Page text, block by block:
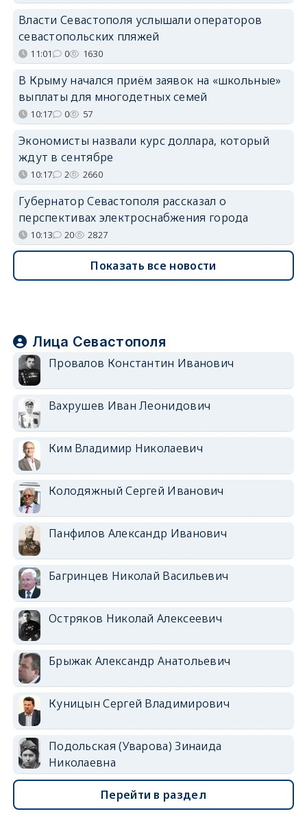
Власти Севастополя услышали операторов
севастопольских пляжей
11:01 0 1630
В Крыму начался приём заявок на «школьные»
выплаты для многодетных семей
10:17 0 57
Экономисты назвали курс доллара, который
ждут в сентябре
10:17 2 2660
Губернатор Севастополя рассказал о
перспективах электроснабжения города
10:13 20 2827
Показать все новости
Лица Севастополя
Провалов Константин Иванович
Вахрушев Иван Леонидович
Ким Владимир Николаевич
Колодяжный Сергей Иванович
Панфилов Александр Иванович
Багринцев Николай Васильевич
Остряков Николай Алексеевич
Брыжак Александр Анатольевич
Куницын Сергей Владимирович
Подольская (Уварова) Зинаида
Николаевна
Перейти в раздел